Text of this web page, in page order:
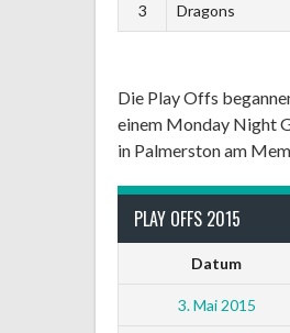
3 Dragons
Die Play Offs
einem Monday Night
in Palmerston am
PLAY OFFS 2015
Datum
3. Mai 2015